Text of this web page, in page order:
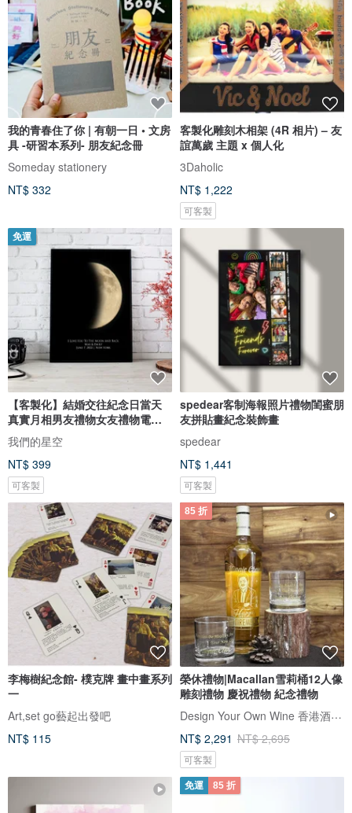
我的青春住了你 | 有朝一日 • 文房
具 -研習本系列- 朋友紀念冊
Someday stationery
NT$ 332
客製化雕刻木相架 (4R 相片) – 友
誼萬歲 主題 x 個人化
3Daholic
NT$ 1,222
可客製
免運
【客製化】結婚交往紀念日當天
真實月相男友禮物女友禮物電子
圖檔
我們的星空
NT$ 399
可客製
spedear客制海報照片禮物閨蜜朋
友拼貼畫紀念裝飾畫
spedear
NT$ 1,441
可客製
李梅樹紀念館- 樸克牌 畫中畫系列
一
Art,set go藝起出發吧
NT$ 115
85 折
榮休禮物|Macallan雪莉桶12人像
雕刻禮物 慶祝禮物 紀念禮物
Design Your Own Wine 香港酒瓶雕刻禮品專門店
NT$ 2,291 NT$ 2,695
可客製
免運 85 折